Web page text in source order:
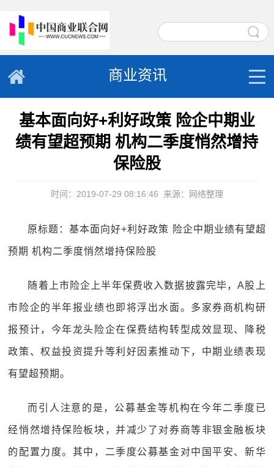
商业资讯
基本面向好+利好政策 险企中期业
绩有望超预期 机构二季度悄然增持
保险股
时间：2019-07-29 08:16:46 来源：网络整理
原标题：基本面向好+利好政策 险企中期业绩有望超
预期 机构二季度悄然增持保险股
随着上市险企上半年保费收入数据披露完毕，A股上
市险企的半年报业绩也即将浮出水面。多家券商机构研
报预计，今年龙头险企在保费结构转型成效显现、降税
政策、权益投资提升等利好因素推动下，中期业绩表现
有望超预期。
而引人注意的是，公募基金等机构在今年二季度已
经悄然增持保险板块，并减少了对券商等非银金融板块
的配置力度。其中，二季度公募基金对中国平安、新华